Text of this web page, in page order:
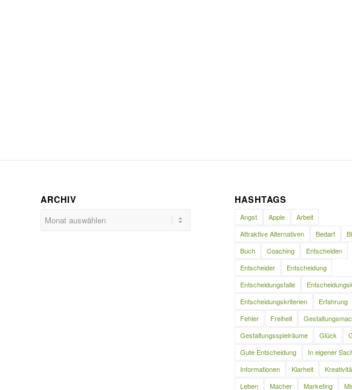
ARCHIV HASHTAGS
Angst Apple
Arbeit
Attraktive Alternativen
Bedarf
Buch
Coaching
Entscheiden
Entscheider
Entscheidung
Entscheidungsfalle
Entscheidungskriterien
Erfahrung
Fehler
Freiheit
Gestaltungsspielräume
Glück
Gute Entscheidung
In eigener
Informationen
Klarheit
Leben
Macher Marketing